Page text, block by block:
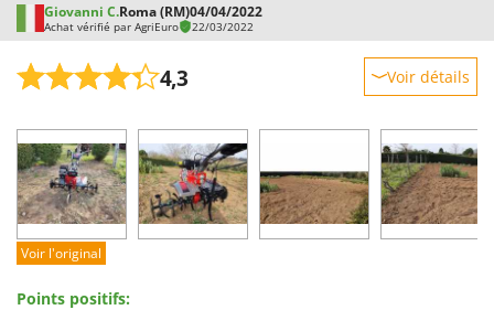
Giovanni C.Roma (RM)04/04/2022
Achat vérifié par AgriEuro 22/03/2022
4,3 Voir détails
Prestations
Facilité d'utilisation
Qualité / Prix
Facilité de montage
Voir l'original
Points positifs: